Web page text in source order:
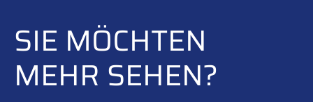
SIE MÖCHTEN
MEHR SEHEN?